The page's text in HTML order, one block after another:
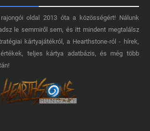
oldal 2013 óta a közösségért! Nálunk
le semmiről sem, és itt mindent megtalálsz
kártyajátékról, a Hearthstone-ról - hírek,
teljes kártya adatbázis, és még több